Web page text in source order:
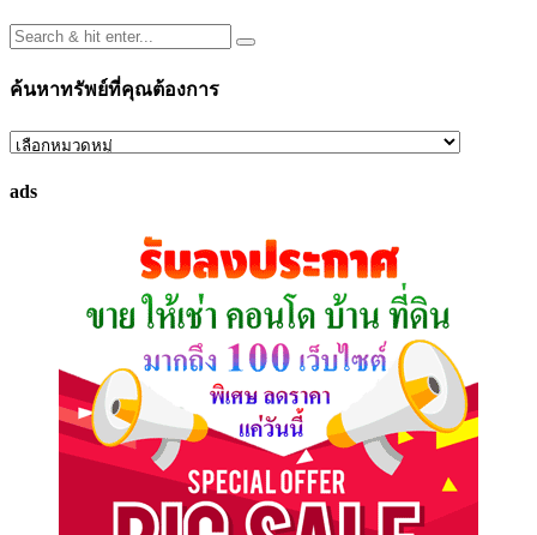
ค้นหาทรัพย์ที่คุณต้องการ
ค้นหา
ที่
ads